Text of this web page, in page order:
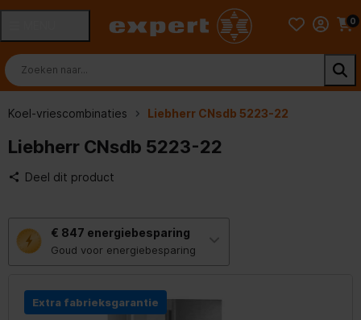
0
Koel-vriescombinaties Liebherr CNsdb 5223-22
Liebherr CNsdb 5223-22
Deel dit product
€ 847 energiebesparing
Goud voor energiebesparing
deze
knop
opent
tool
voor
energiebesparing.
Extra fabrieksgarantie